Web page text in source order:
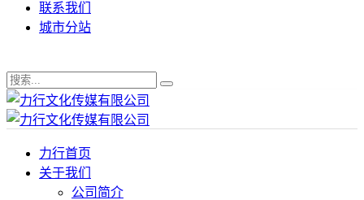
联系我们
城市分站
力行首页
关于我们
公司简介